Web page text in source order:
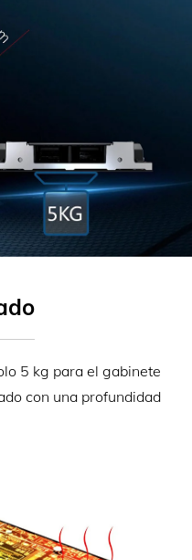
5 kg para el gabinete
con una profundidad